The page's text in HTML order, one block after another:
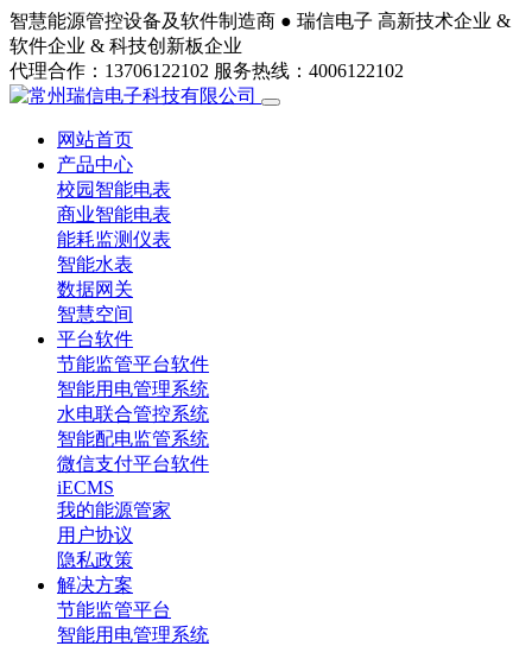
智慧能源管控设备及软件制造商 ● 瑞信电子 高新技术企业 &
软件企业 & 科技创新板企业
代理合作：13706122102 服务热线：4006122102
网站首页
产品中心
校园智能电表
商业智能电表
能耗监测仪表
智能水表
数据网关
智慧空间
平台软件
节能监管平台软件
智能用电管理系统
水电联合管控系统
智能配电监管系统
微信支付平台软件
iECMS
我的能源管家
用户协议
隐私政策
解决方案
节能监管平台
智能用电管理系统